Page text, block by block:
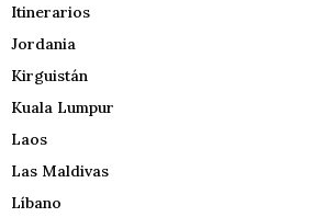
Itinerarios
Jordania
Kirguistán
Kuala Lumpur
Laos
Las Maldivas
Líbano